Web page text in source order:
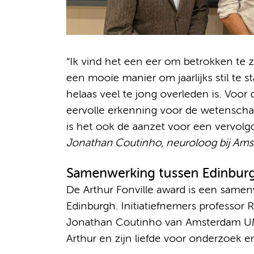
“Ik vind het een eer om betrokken te
een mooie manier om jaarlijks stil te
helaas veel te jong overleden is.
eervolle erkenning voor de
is het ook de aanzet voor een
Jonathan Coutinho, neuroloog bij
Samenwerking tussen
De Arthur Fonville award is een
Edinburgh. Initiatiefnemers professor
Jonathan Coutinho van Amsterdam
Arthur en zijn liefde voor onderzoek